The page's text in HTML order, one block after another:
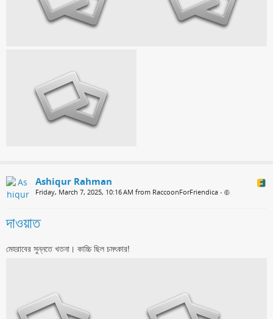
Ashiqur Rahman
Friday, March 7, 2025, 10:16 AM from RaccoonForFriendica •
দাওয়াত
মেহরাবের সুন্নতে খতনা। কাচ্চি ছিল চমৎকার!